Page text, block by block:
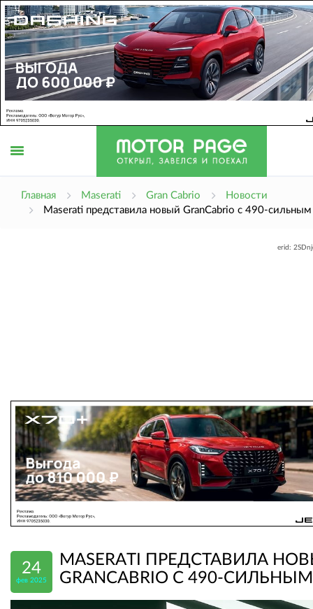
Главная Maserati Gran Cabrio
Новости
Maserati представила новый GranCabrio с 490-
erid:
24
фев 2025
MASERATI ПРЕДСТАВИЛА
GRANCABRIO С 490-